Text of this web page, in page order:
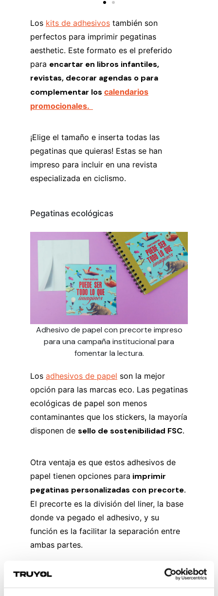
Los kits de adhesivos también son
perfectos para imprimir pegatinas
aesthetic. Este formato es el preferido
para encartar en libros infantiles,
revistas, decorar agendas o para
complementar los calendarios
promocionales.
¡Elige el tamaño e inserta todas las
pegatinas que quieras! Estas se han
impreso para incluir en una revista
especializada en ciclismo.
Pegatinas ecológicas
Adhesivo de papel con precorte impreso
para una campaña institucional para
fomentar la lectura.
Los adhesivos de papel son la mejor
opción para las marcas eco. Las pegatinas
ecológicas de papel son menos
contaminantes que los stickers, la mayoría
disponen de sello de sostenibilidad FSC.
Otra ventaja es que estos adhesivos de
papel tienen opciones para imprimir
pegatinas personalizadas con precorte.
El precorte es la división del liner, la base
donde va pegado el adhesivo, y su
función es la facilitar la separación entre
ambas partes.
Los adhesivos ecológicos están indicados
para uso interior. También se suelen